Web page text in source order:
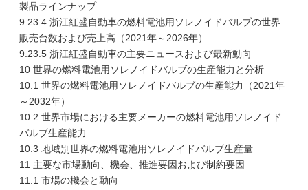
製品ラインナップ
9.23.4 浙江紅盛自動車の燃料電池用ソレノイドバルブの世界
販売台数および売上高（2021年～2026年）
9.23.5 浙江紅盛自動車の主要ニュースおよび最新動向
10 世界の燃料電池用ソレノイドバルブの生産能力と分析
10.1 世界の燃料電池用ソレノイドバルブの生産能力（2021年
～2032年）
10.2 世界市場における主要メーカーの燃料電池用ソレノイド
バルブ生産能力
10.3 地域別世界の燃料電池用ソレノイドバルブ生産量
11 主要な市場動向、機会、推進要因および制約要因
11.1 市場の機会と動向